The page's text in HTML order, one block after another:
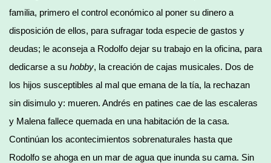
familia, primero el control económico al poner su dinero a
disposición de ellos, para sufragar toda especie de gastos y
deudas; le aconseja a Rodolfo dejar su trabajo en la oficina, para
dedicarse a su hobby, la creación de cajas musicales. Dos de
los hijos susceptibles al mal que emana de la tía, la rechazan
sin disimulo y: mueren. Andrés en patines cae de las escaleras
y Malena fallece quemada en una habitación de la casa.
Continúan los acontecimientos sobrenaturales hasta que
Rodolfo se ahoga en un mar de agua que inunda su cama. Sin